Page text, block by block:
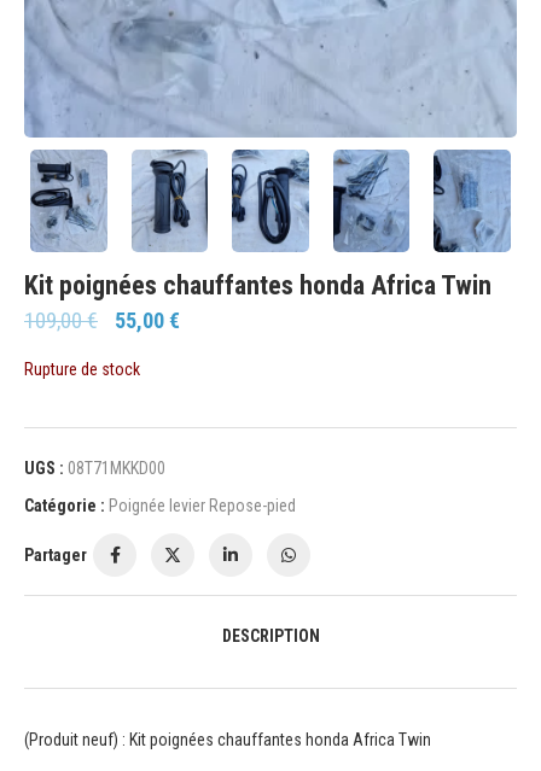
Kit poignées chauffantes honda Africa Twin
109,00€ 55,00€
Rupture de stock
UGS : 08T71MKKD00
Catégorie : Poignée levier Repose-pied
Partager
DESCRIPTION
(Produit neuf) : Kit poignées chauffantes honda Africa Twin